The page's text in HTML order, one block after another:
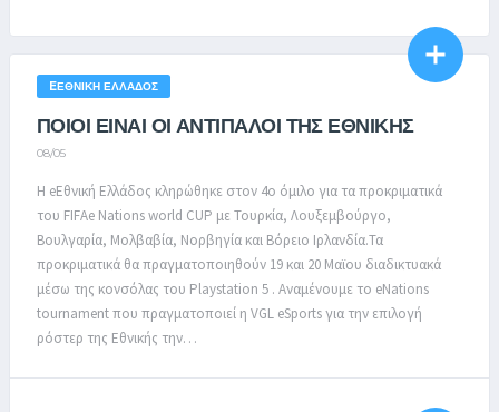
EΕΘΝΙΚΉ ΕΛΛΆΔΟΣ
ΠΟΙΟΙ ΕΙΝΑΙ ΟΙ ΑΝΤΙΠΑΛΟΙ ΤΗΣ ΕΘΝΙΚΗΣ
08/05
Η eΕθνική Ελλάδος κληρώθηκε στον 4ο όμιλο για τα προκριματικά
του FIFAe Nations world CUP με Τουρκία, Λουξεμβούργο,
Βουλγαρία, Μολβαβία, Νορβηγία και Βόρειο Ιρλανδία.Τα
προκριματικά θα πραγματοποιηθούν 19 και 20 Μαϊου διαδικτυακά
μέσω της κονσόλας του Playstation 5 . Αναμένουμε το eNations
tournament που πραγματοποιεί η VGL eSports για την επιλογή
ρόστερ της Εθνικής την…